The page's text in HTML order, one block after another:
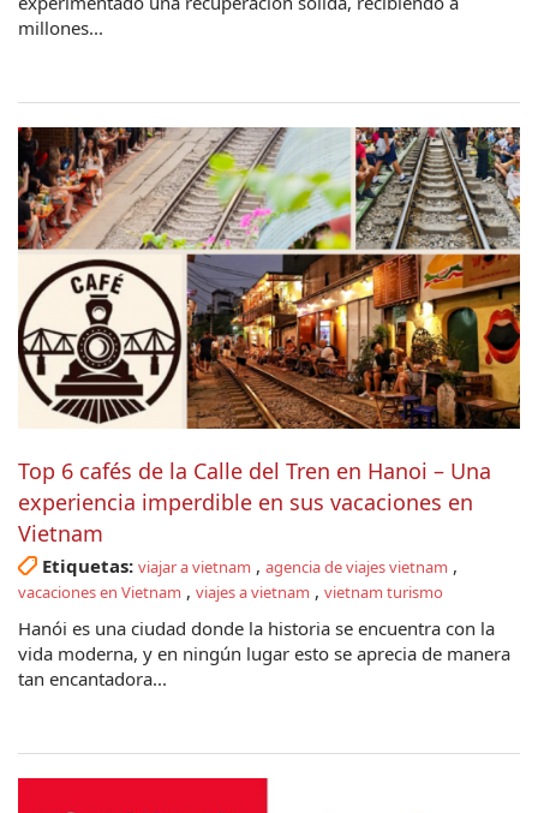
millones...
Top 6 cafés de la Calle del Tren en Hanoi – Una
experiencia imperdible en sus vacaciones en
Vietnam
Etiquetas: viajar a vietnam , agencia de viajes vietnam ,
vacaciones en Vietnam , viajes a vietnam , vietnam turismo
Hanói es una ciudad donde la historia se encuentra con la
vida moderna, y en ningún lugar esto se aprecia de manera
tan encantadora...